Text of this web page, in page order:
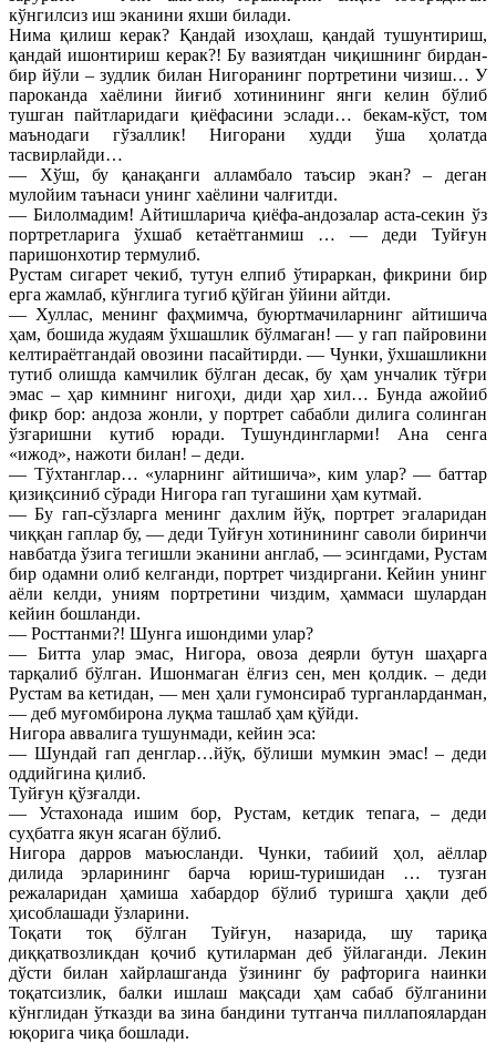
кўнгилсиз иш эканини яхши билади.
Нима қилиш керак? Қандай изоҳлаш, қандай тушунтириш,
қандай ишонтириш керак?! Бу вазиятдан чиқишнинг бирдан-
бир йўли – зудлик билан Нигоранинг портретини чизиш… У
пароканда хаёлини йиғиб хотинининг янги келин бўлиб
тушган пайтларидаги қиёфасини эслади… бекам-кўст, том
маънодаги гўзаллик! Нигорани худди ўша ҳолатда
тасвирлайди…
— Хўш, бу қанақанги алламбало таъсир экан? – деган
мулойим таънаси унинг хаёлини чалғитди.
— Билолмадим! Айтишларича қиёфа-андозалар аста-секин ўз
портретларига ўхшаб кетаётганмиш … — деди Туйғун
паришонхотир термулиб.
Рустам сигарет чекиб, тутун елпиб ўтираркан, фикрини бир
ерга жамлаб, кўнглига тугиб қўйган ўйини айтди.
— Хуллас, менинг фаҳмимча, буюртмачиларнинг айтишича
ҳам, бошида жудаям ўхшашлик бўлмаган! — у гап пайровини
келтираётгандай овозини пасайтирди. — Чунки, ўхшашликни
тутиб олишда камчилик бўлган десак, бу ҳам унчалик тўғри
эмас – ҳар кимнинг нигоҳи, диди ҳар хил… Бунда ажойиб
фикр бор: андоза жонли, у портрет сабабли дилига солинган
ўзгаришни кутиб юради. Тушундингларми! Ана сенга
«ижод», нажоти билан! – деди.
— Тўхтанглар… «уларнинг айтишича», ким улар? — баттар
қизиқсиниб сўради Нигора гап тугашини ҳам кутмай.
— Бу гап-сўзларга менинг дахлим йўқ, портрет эгаларидан
чиққан гаплар бу, — деди Туйғун хотинининг саволи биринчи
навбатда ўзига тегишли эканини англаб, — эсингдами, Рустам
бир одамни олиб келганди, портрет чиздиргани. Кейин унинг
аёли келди, униям портретини чиздим, ҳаммаси шулардан
кейин бошланди.
— Росттанми?! Шунга ишондими улар?
— Битта улар эмас, Нигора, овоза деярли бутун шаҳарга
тарқалиб бўлган. Ишонмаган ёлғиз сен, мен қолдик. – деди
Рустам ва кетидан, — мен ҳали гумонсираб турганларданман,
— деб муғомбирона луқма ташлаб ҳам қўйди.
Нигора аввалига тушунмади, кейин эса:
— Шундай гап денглар…йўқ, бўлиши мумкин эмас! – деди
оддийгина қилиб.
Туйғун қўзғалди.
— Устахонада ишим бор, Рустам, кетдик тепага, – деди
суҳбатга якун ясаган бўлиб.
Нигора дарров маъюсланди. Чунки, табиий ҳол, аёллар
дилида эрларининг барча юриш-туришидан … тузган
режаларидан ҳамиша хабардор бўлиб туришга ҳақли деб
ҳисоблашади ўзларини.
Тоқати тоқ бўлган Туйғун, назарида, шу тариқа
диққатвозликдан қочиб қутиларман деб ўйлаганди. Лекин
дўсти билан хайрлашганда ўзининг бу рафторига наинки
тоқатсизлик, балки ишлаш мақсади ҳам сабаб бўлганини
кўнглидан ўтказди ва зина бандини тутганча пиллапоялардан
юқорига чиқа бошлади.